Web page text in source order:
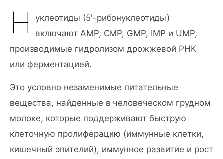
Н
уклеотиды (5'-рибонуклеотиды)
включают AMP, CMP, GMP, IMP и UMP,
производимые гидролизом дрожжевой РНК
или ферментацией.
Это условно незаменимые питательные
вещества, найденные в человеческом грудном
молоке, которые поддерживают быструю
клеточную пролиферацию (иммунные клетки,
кишечный эпителий), иммунное развитие и рост